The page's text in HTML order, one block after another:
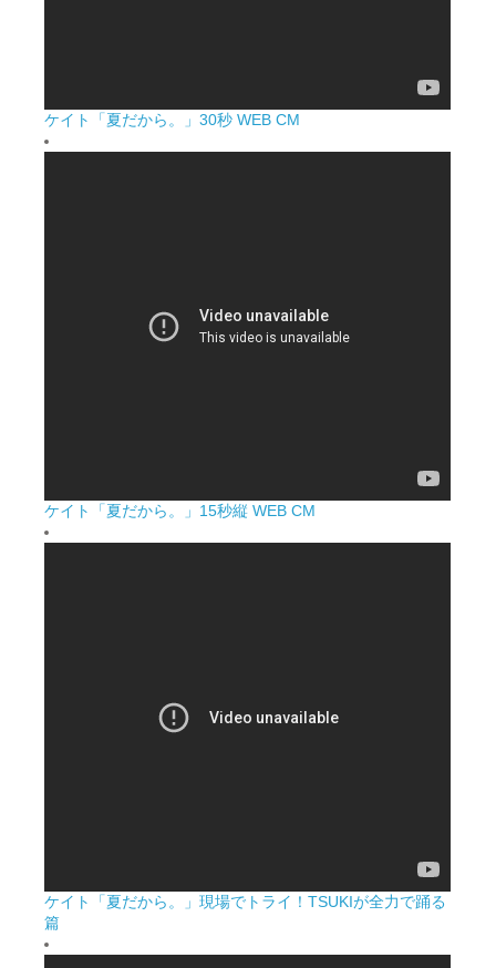
ケイト「夏だから。」30秒 WEB CM
ケイト「夏だから。」15秒縦 WEB CM
ケイト「夏だから。」現場でトライ！TSUKIが全力で踊る
篇